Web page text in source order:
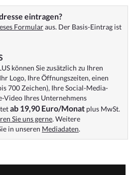
eintragen?
Formularaus. Der Basis-Eintrag ist
können Sie zusätzlich zu Ihren
Logo, Ihre Öffnungszeiten, einen
700 Zeichen), Ihre Social-Media-
Video Ihres Unternehmens
ab 19,90 Euro/Monat plus MwSt.
Sie uns gerne. Weitere
in unseren Mediadaten.